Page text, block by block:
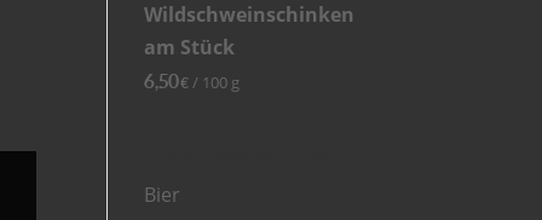
Wildschweinschinken
am Stück
6,50€ / 100 g
Bier